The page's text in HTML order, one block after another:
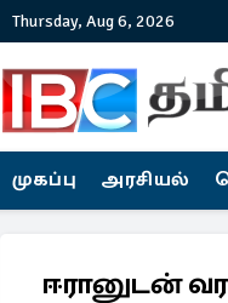
Thursday, Aug 6, 2026
முகப்பு அரசியல்
ஈரானுடன்